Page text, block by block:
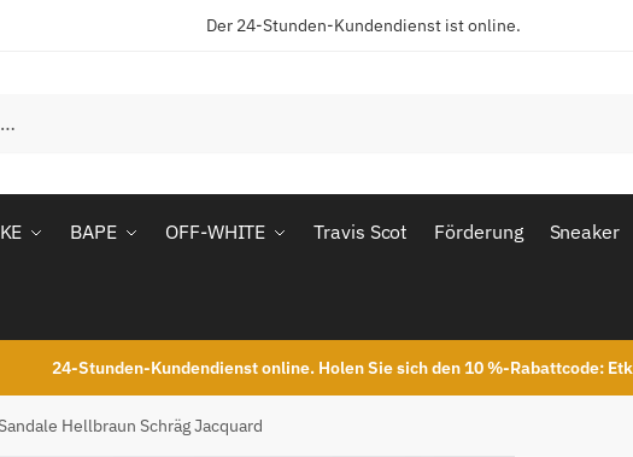
Der 24-Stunden-Kundendienst ist online.
BAPE OFF-WHITE Travis Scot Förderung Sneaker
24-Stunden-Kundendienst online. Holen Sie sich den 10 %-Rabattcode:
Hellbraun Schräg Jacquard